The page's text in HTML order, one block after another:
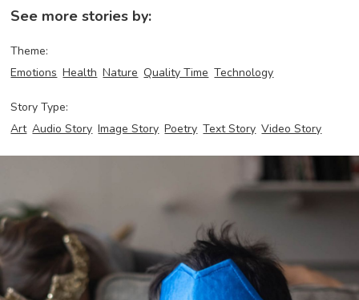
See more stories by:
Theme:
Emotions Health Nature Quality Time Technology
Story Type:
Art Audio Story Image Story Poetry Text Story Video Story